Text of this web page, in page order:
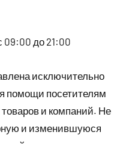
09:00 до 21:00
исключительно
помощи посетителям
и компаний. Не
и изменившуюся